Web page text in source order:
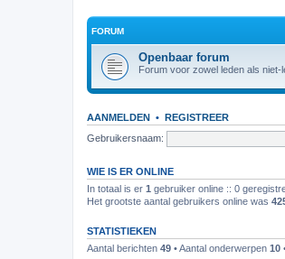
FORUM
Openbaar forum
Forum voor zowel leden als
AANMELDEN • REGISTREER
Gebruikersnaam:
WIE IS ER ONLINE
In totaal is er 1 gebruiker online :: 0
Het grootste aantal gebruikers online was
STATISTIEKEN
Aantal berichten 49 • Aantal onderwerpen 10